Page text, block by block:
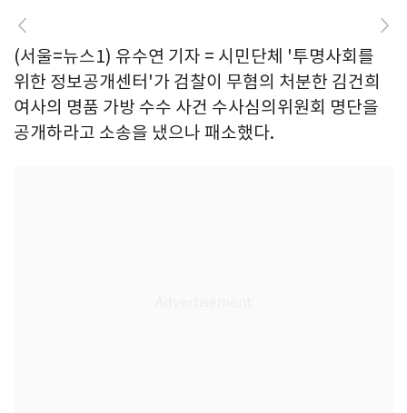
(서울=뉴스1) 유수연 기자 = 시민단체 '투명사회를
위한 정보공개센터'가 검찰이 무혐의 처분한 김건희
여사의 명품 가방 수수 사건 수사심의위원회 명단을
공개하라고 소송을 냈으나 패소했다.